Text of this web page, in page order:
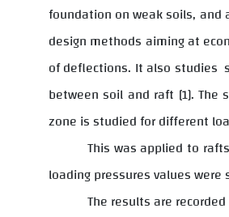
foundation on weak soils, and
design methods aiming at
of deflections. It also studies
between soil and raft [1].
zone is studied for different
This was applied to
loading pressures values were
The results are